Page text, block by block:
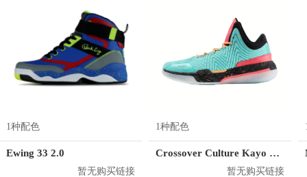
1种配色
Ewing 33 2.0
暂无购买链接
1种配色
Crossover Culture Kayo LP2
暂无购买链接